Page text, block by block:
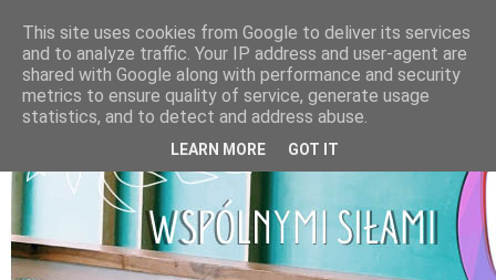
This site uses cookies from Google to deliver its services
and to analyze traffic. Your IP address and user-agent are
shared with Google along with performance and security
metrics to ensure quality of service, generate usage
statistics, and to detect and address abuse.
LEARN MORE GOT IT